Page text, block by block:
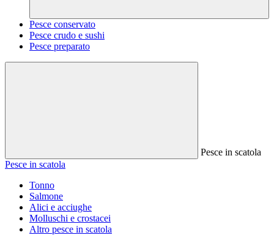
Pesce conservato
Pesce crudo e sushi
Pesce preparato
Pesce in scatola
Pesce in scatola
Tonno
Salmone
Alici e acciughe
Molluschi e crostacei
Altro pesce in scatola